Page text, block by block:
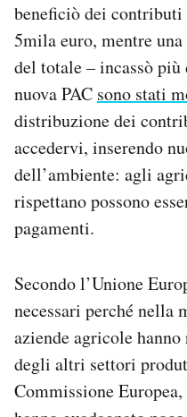
beneficiò dei
5mila euro, mentre
del totale – incassò
nuova PAC sono stati
distribuzione dei
accedervi, inserendo
dell’ambiente: agli
rispettano possono
pagamenti.
Secondo l’Unione
necessari perché nella
aziende agricole
degli altri settori
Commissione